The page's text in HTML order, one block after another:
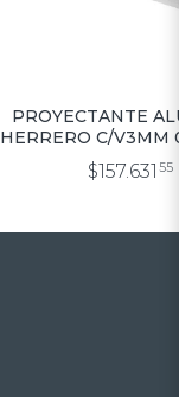
PROYECTANTE
HERRERO C/V3MM
$157.631 55